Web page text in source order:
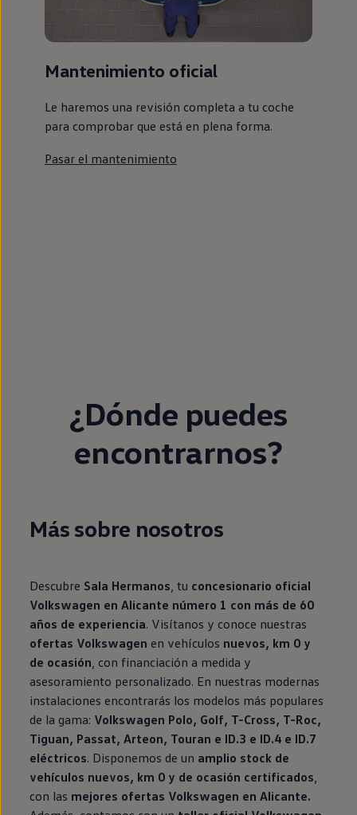
Mantenimiento oficial
Le haremos una revisión completa a tu coche
para comprobar que está en plena forma.
Pasar el mantenimiento
¿Dónde puedes
encontrarnos?
Más sobre nosotros
Descubre Sala Hermanos, tu concesionario oficial
Volkswagen en Alicante número 1 con más de 60
años de experiencia. Visítanos y conoce nuestras
ofertas Volkswagen en vehículos nuevos, km 0 y
de ocasión, con financiación a medida y
asesoramiento personalizado. En nuestras modernas
instalaciones encontrarás los modelos más populares
de la gama: Volkswagen Polo, Golf, T-Cross, T-Roc,
Tiguan, Passat, Arteon, Touran e ID.3 e ID.4 e ID.7
eléctricos. Disponemos de un amplio stock de
vehículos nuevos, km 0 y de ocasión certificados,
con las mejores ofertas Volkswagen en Alicante.